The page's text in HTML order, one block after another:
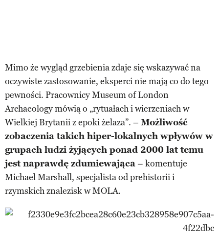
Mimo że wygląd grzebienia zdaje się wskazywać na
oczywiste zastosowanie, eksperci nie mają co do tego
pewności. Pracownicy Museum of London
Archaeology mówią o „rytuałach i wierzeniach w
Wielkiej Brytanii z epoki żelaza”. – Możliwość
zobaczenia takich hiper-lokalnych wpływów w
grupach ludzi żyjących ponad 2000 lat temu
jest naprawdę zdumiewająca– komentuje
Michael Marshall, specjalista od prehistorii i
rzymskich znalezisk w MOLA.